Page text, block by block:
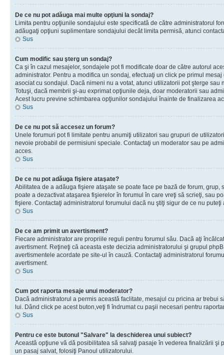
De ce nu pot adăuga mai multe opţiuni la sondaj?
Limita pentru opţiunile sondajului este specificată de către administratorul
adăugaţi opţiuni suplimentare sondajului decât limita permisă, atunci
Sus
Cum modific sau şterg un sondaj?
Ca şi în cazul mesajelor, sondajele pot fi modificate doar de către autorul
administrator. Pentru a modifica un sondaj, efectuaţi un click pe primul
asociat cu sondajul. Dacă nimeni nu a votat, atunci utilizatorii pot şterge
Totuşi, dacă membrii şi-au exprimat opţiunile deja, doar moderatorii sau
Acest lucru previne schimbarea opţiunilor sondajului înainte de finalizarea
Sus
De ce nu pot să accesez un forum?
Unele forumuri pot fi limitate pentru anumiţi utilizatori sau grupuri de
nevoie probabil de permisiuni speciale. Contactaţi un moderator sau pe
acces.
Sus
De ce nu pot adăuga fişiere ataşate?
Abilitatea de a adăuga fişiere ataşate se poate face pe bază de forum, grup,
poate a dezactivat ataşarea fişierelor în forumul în care vreţi să scrieţi, sau
fişiere. Contactaţi administratorul forumului dacă nu ştiţi sigur de ce nu
Sus
De ce am primit un avertisment?
Fiecare administrator are propriile reguli pentru forumul său. Dacă aţi
avertisment. Reţineţi că aceasta este decizia administratorului şi grupul
avertismentele acordate pe site-ul în cauză. Contactaţi administratorul
avertisment.
Sus
Cum pot raporta mesaje unui moderator?
Dacă administratorul a permis această faclitate, mesajul cu pricina ar trebui
lui. Dând click pe acest buton,veţi fi îndrumat cu paşii necesari pentru
Sus
Pentru ce este butonul "Salvare" la deschiderea unui subiect?
Această opţiune vă dă posibilitatea să salvaţi pasaje în vederea finalizării şi
un pasaj salvat, folosiţi Panoul utilizatorului.